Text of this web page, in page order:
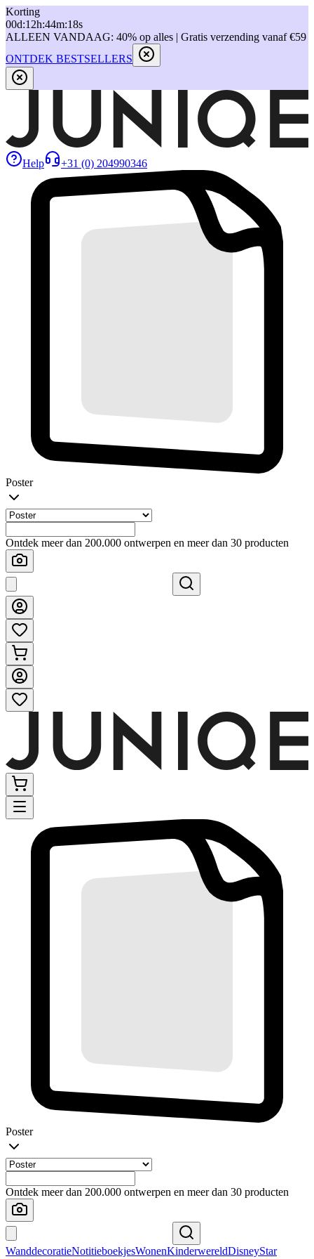
Korting
00d:12h:44m:18s
ALLEEN VANDAAG: 40% op alles | Gratis verzending vanaf €59
ONTDEK BESTSELLERS
Help +31 (0) 204990346
Poster
Ontdek meer dan 200.000 ontwerpen en meer dan 30 producten
Poster
Ontdek meer dan 200.000 ontwerpen en meer dan 30 producten
WanddecoratieNotitieboekjesWonenKinderwereldDisneyStar